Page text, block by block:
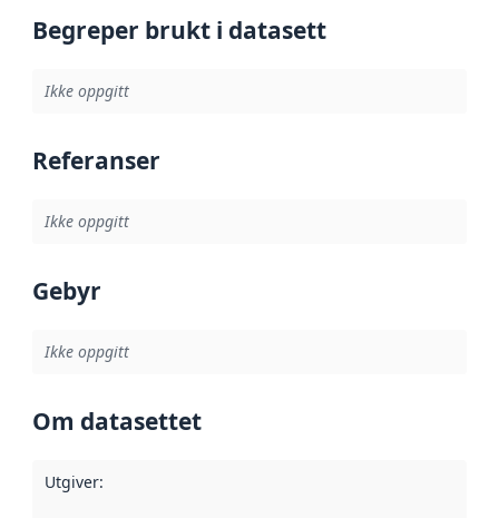
Begreper brukt i datasett
Ikke oppgitt
Referanser
Ikke oppgitt
Gebyr
Ikke oppgitt
Om datasettet
Utgiver: